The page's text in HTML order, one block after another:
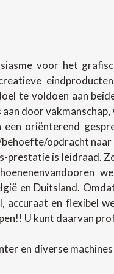
voor het
te voldoen aan
door
oriënterend
opdracht
is leidraad.
en Duitsland.
en flexibel
U kunt daarvan
en diverse